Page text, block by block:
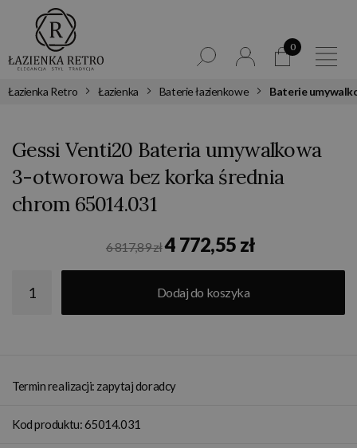
0
Łazienka Retro Łazienka Baterie łazienkowe Baterie
Gessi Venti20 Bateria umywalkowa
3-otworowa bez korka średnia
chrom 65014.031
6 817,89 zł4 772,55 zł
Dodaj do koszyka
Termin realizacji: zapytaj doradcy
Kod produktu: 65014.031